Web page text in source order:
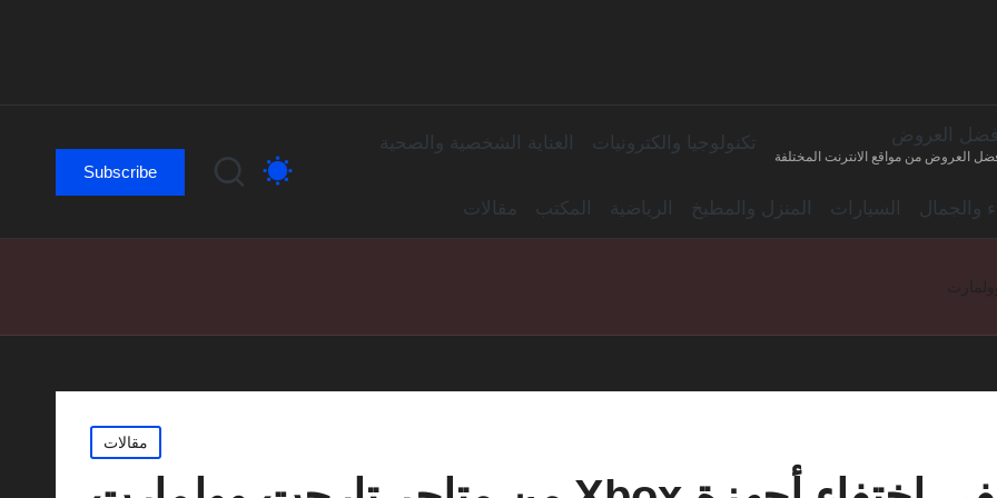
افضل العروض
العروض من مواقع الانترنت المختلفة
تكنولوجيا والكترونيات العناية الشخصية والصحية
والجمال السيارات المنزل والمطبخ الرياضية المكتب مقالات
Subscribe
Posted
in
مقالات